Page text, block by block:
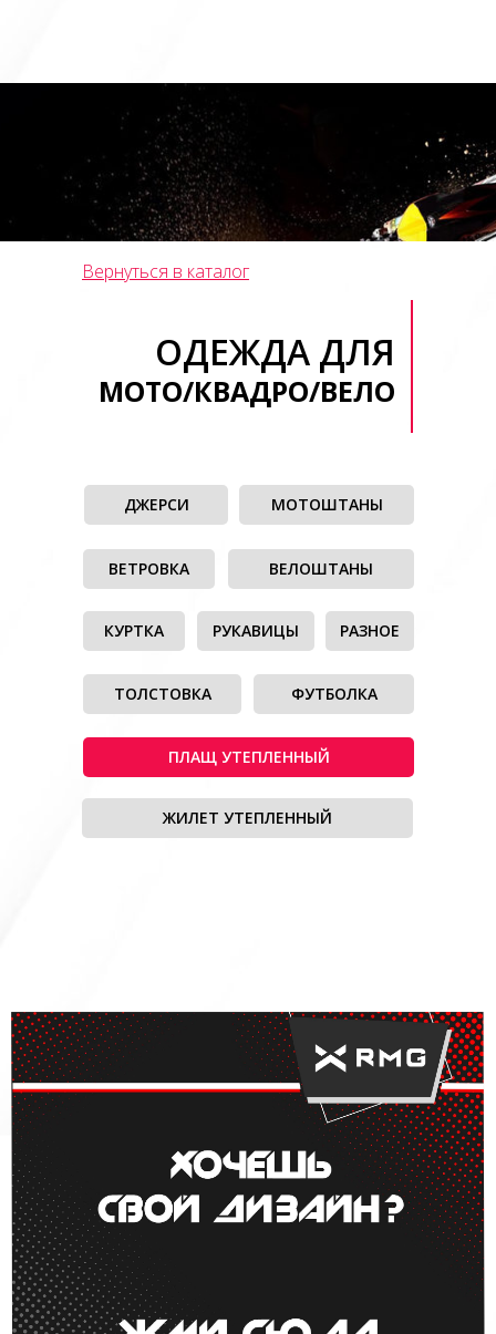
ОДЕЖДА ДЛЯ
МОТО/КВАДРО/ВЕЛО
Вернуться в каталог
ДЖЕРСИ МОТОШТАНЫ
ВЕЛОШТАНЫ
ТОЛСТОВКА
ВЕТРОВКА
КУРТКА РУКАВИЦЫ
ФУТБОЛКА
ПЛАЩ УТЕПЛЕННЫЙ
ЖИЛЕТ УТЕПЛЕННЫЙ
РАЗНОЕ